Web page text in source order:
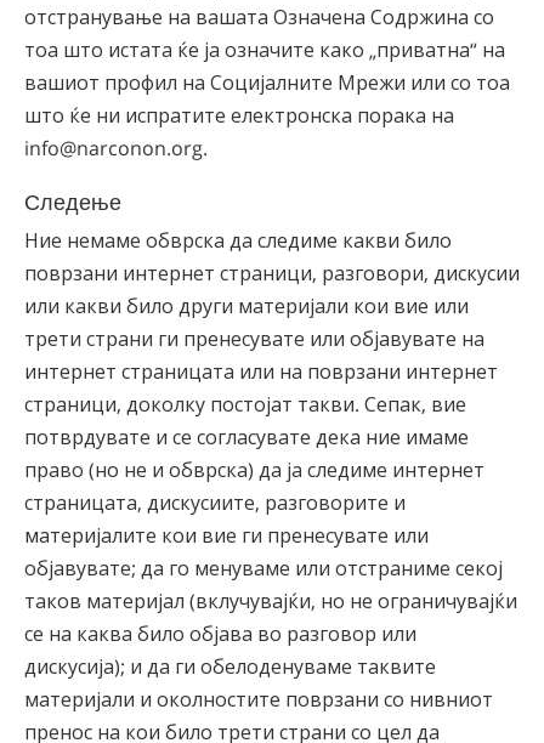
отстранување на вашата Означена Содржина со
тоа што истата ќе ја означите како „приватна“ на
вашиот профил на Социјалните Мрежи или со тоа
што ќе ни испратите електронска порака на
info@narconon.org.
Следење
Ние немаме обврска да следиме какви било
поврзани интернет страници, разговори, дискусии
или какви било други материјали кои вие или
трети страни ги пренесувате или објавувате на
интернет страницата или на поврзани интернет
страници, доколку постојат такви. Сепак, вие
потврдувате и се согласувате дека ние имаме
право (но не и обврска) да ја следиме интернет
страницата, дискусиите, разговорите и
материјалите кои вие ги пренесувате или
објавувате; да го менуваме или отстраниме секој
таков материјал (вклучувајќи, но не ограничувајќи
се на каква било објава во разговор или
дискусија); и да ги обелоденуваме таквите
материјали и околностите поврзани со нивниот
пренос на кои било трети страни со цел да